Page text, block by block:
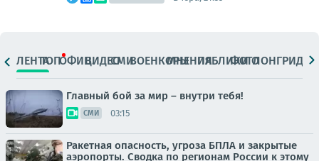
ЛЕНТАТОПОФИЦ.ВИДЕОСМИВОЕНКОРЫМНЕНИЯПАБЛИКИ
ФОТОЛОНГРИДЫ
Главный бой за мир – внутри тебя!
СМИ 03:15
Ракетная опасность, угроза БПЛА и закрытые
аэропорты. Сводка по регионам России к этому